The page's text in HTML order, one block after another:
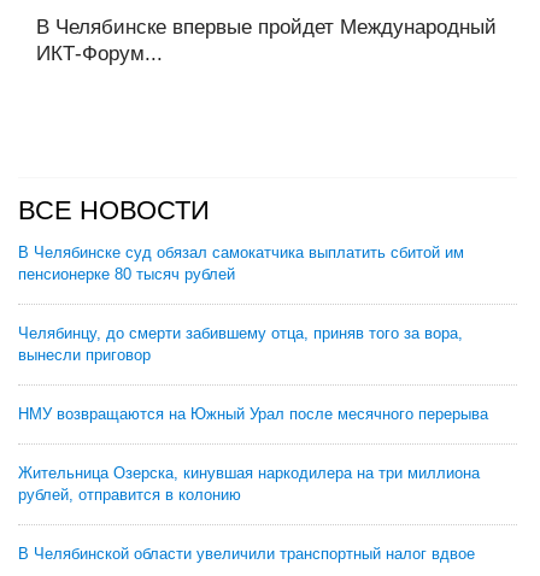
В Челябинске впервые пройдет Международный
ИКТ-Форум...
ВСЕ НОВОСТИ
В Челябинске суд обязал самокатчика выплатить сбитой им
пенсионерке 80 тысяч рублей
Челябинцу, до смерти забившему отца, приняв того за вора,
вынесли приговор
НМУ возвращаются на Южный Урал после месячного перерыва
Жительница Озерска, кинувшая наркодилера на три миллиона
рублей, отправится в колонию
В Челябинской области увеличили транспортный налог вдвое